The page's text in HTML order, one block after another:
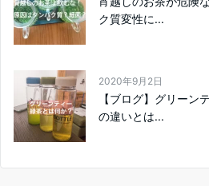
ク質変性に...
2020年9月2日
【ブログ】グリーン
の違いとは...